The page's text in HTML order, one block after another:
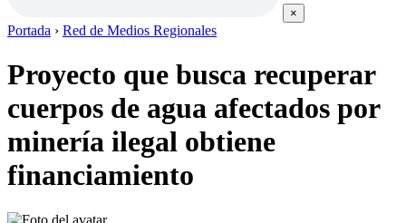
×
Portada › Red de Medios Regionales
Proyecto que busca recuperar
cuerpos de agua afectados por
minería ilegal obtiene
financiamiento